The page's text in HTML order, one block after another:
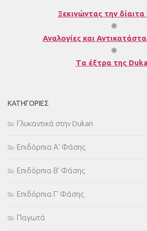
Ξεκινώντας την
❋
Αναλογίες και
❋
Tα έξτρα της
ΚΑΤΗΓΟΡΊΕΣ
Γλυκαντικά στην Dukan
Επιδόρπια Α' Φάσης
Επιδόρπια Β' Φάσης
Επιδόρπια Γ' Φάσης
Παγωτά